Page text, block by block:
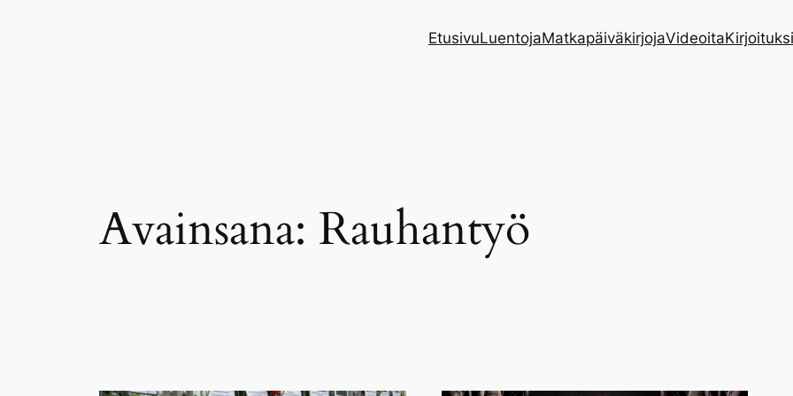
EtusivuLuentojaMatkapäiväkirjojaVideoita
Avainsana: Rauhantyö